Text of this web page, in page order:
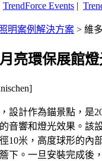
TrendForce Events |
明案例解決方案 > 維
亮環保展館
設計作為錨景點，是
音響和燈光效果。該
10米，高度球形的
下。一旦安裝完成後